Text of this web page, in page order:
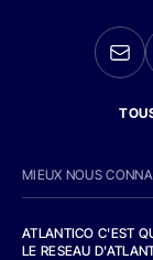
MIEUX NOUS
ATLANTICO C'EST
LE RESEAU